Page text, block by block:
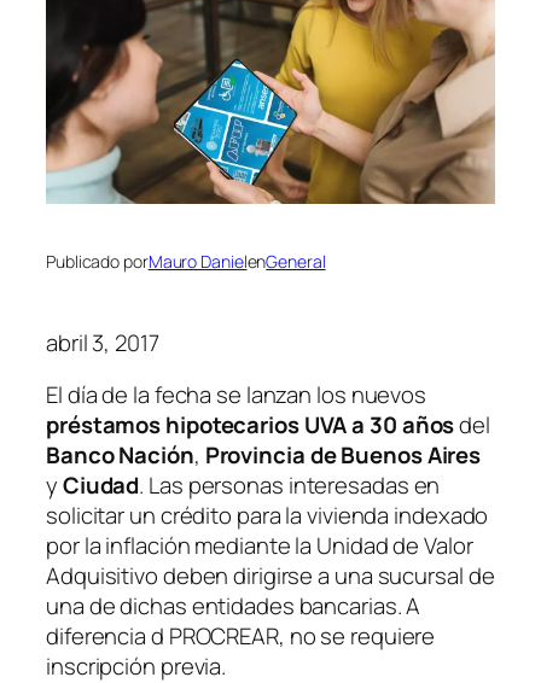
Publicado porMauro DanielenGeneral
abril 3, 2017
El día de la fecha se lanzan los nuevos
préstamos hipotecarios UVA a 30 añosdel
Banco Nación, Provincia de Buenos Aires
yCiudad. Las personas interesadas en
solicitar un crédito para la vivienda indexado
por la inflación mediante la Unidad de Valor
Adquisitivo deben dirigirse a una sucursal de
una de dichas entidades bancarias. A
diferencia d PROCREAR, no se requiere
inscripción previa.